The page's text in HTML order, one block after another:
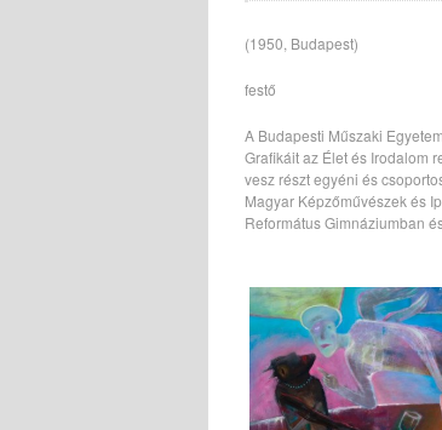
(1950, Budapest)
festő
A Budapesti Műszaki
Grafikáit az Élet és Irodalom
vesz részt egyéni és
Magyar Képzőművészek és
Református Gimnáziumban